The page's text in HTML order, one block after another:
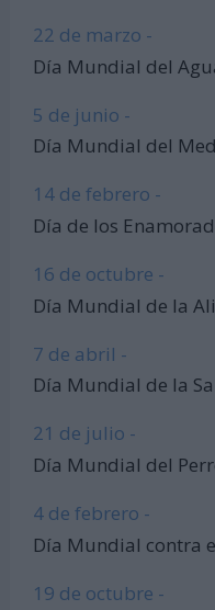
22 de marzo -
Día Mundial del
5 de junio -
Día Mundial del
14 de febrero -
Día de los
16 de octubre -
Día Mundial de la
7 de abril -
Día Mundial de la
21 de julio -
Día Mundial del
4 de febrero -
Día Mundial contra
19 de octubre -